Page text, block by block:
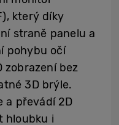
který díky
straně panelu a
pohybu očí
bez
3D brýle.
a převádí 2D
hloubku i